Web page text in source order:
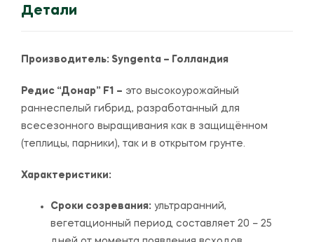
Детали
Производитель: Syngenta – Голландия
Редис “Донар” F1 – это высокоурожайный
раннеспелый гибрид, разработанный для
всесезонного выращивания как в защищённом
(теплицы, парники), так и в открытом грунте.
Характеристики:
Сроки созревания: ультраранний,
вегетационный период составляет 20 – 25